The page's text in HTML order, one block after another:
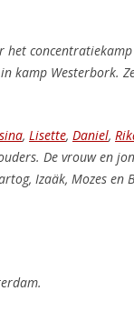
kamp Westerbork.
, Lisette, Daniel,
De vrouw en
Izaäk, Mozes